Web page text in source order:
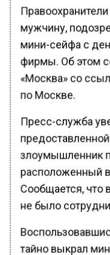
мужчину,
мини-сейфа с
фирмы. Об этом
«Москва» со
по Москве.
Пресс-служба
злоумышленник
расположенный
Сообщается, что
не было
тайно выкрал